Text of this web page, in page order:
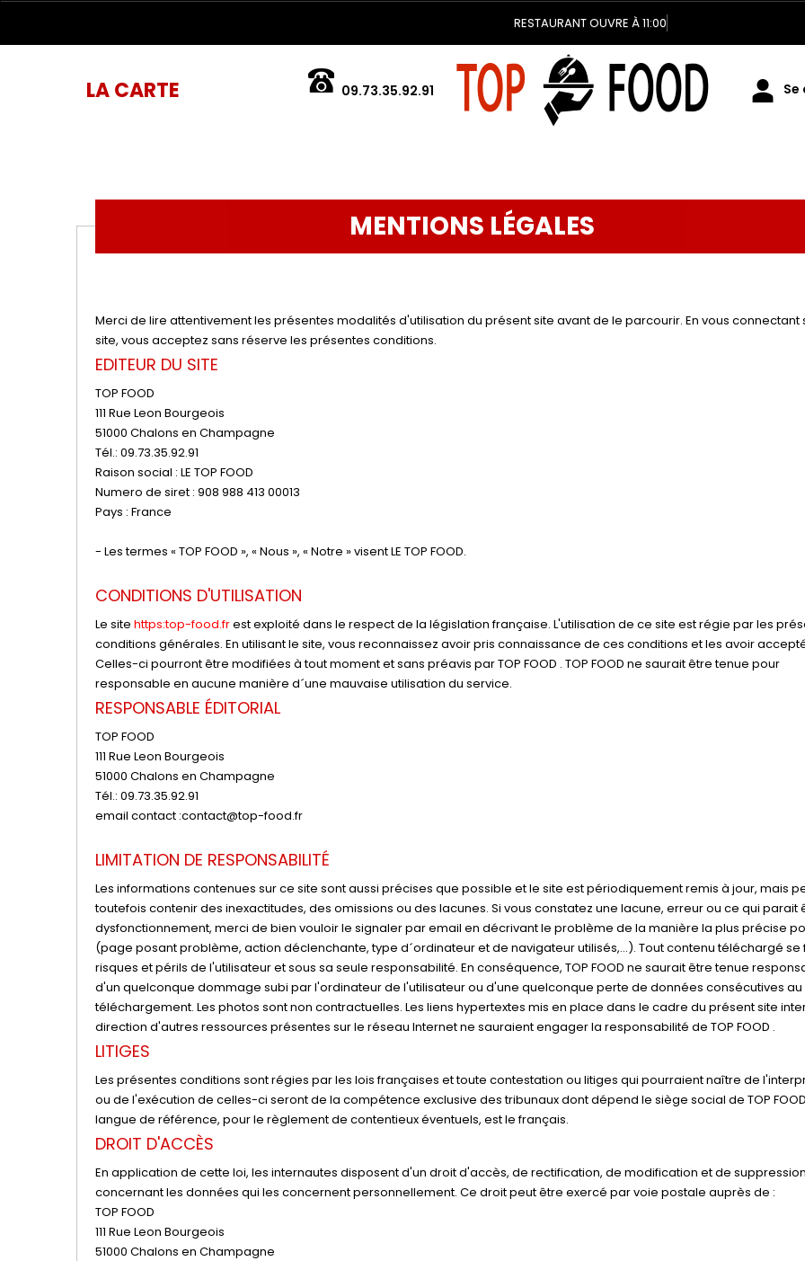
RESTAURANT OUVRE À 11:00
LA CARTE 09.73.35.92.91
MENTIONS LÉGALES
Merci de lire attentivement les présentes modalités d'utilisation du présent site avant de le parcourir. En vous connectant
site, vous acceptez sans réserve les présentes conditions.
EDITEUR DU SITE
TOP FOOD
111 Rue Leon Bourgeois
51000 Chalons en Champagne
Tél.: 09.73.35.92.91
Raison social : LE TOP FOOD
Numero de siret : 908 988 413 00013
Pays : France
- Les termes « TOP FOOD », « Nous », « Notre » visent LE TOP FOOD.
CONDITIONS D'UTILISATION
Le site https:top-food.frest exploité dans le respect de la législation française. L'utilisation de ce site est régie par les
conditions générales. En utilisant le site, vous reconnaissez avoir pris connaissance de ces conditions et les avoir
Celles-ci pourront être modifiées à tout moment et sans préavis par TOP FOOD . TOP FOOD ne saurait être tenue pour
responsable en aucune manière d´une mauvaise utilisation du service.
RESPONSABLE ÉDITORIAL
TOP FOOD
111 Rue Leon Bourgeois
51000 Chalons en Champagne
Tél.: 09.73.35.92.91
email contact :contact@top-food.fr
LIMITATION DE RESPONSABILITÉ
Les informations contenues sur ce site sont aussi précises que possible et le site est périodiquement remis à jour, mais
toutefois contenir des inexactitudes, des omissions ou des lacunes. Si vous constatez une lacune, erreur ou ce qui parait
dysfonctionnement, merci de bien vouloir le signaler par email en décrivant le problème de la manière la plus précise
(page posant problème, action déclenchante, type d´ordinateur et de navigateur utilisés,...). Tout contenu téléchargé se
risques et périls de l'utilisateur et sous sa seule responsabilité. En conséquence, TOP FOOD ne saurait être tenue
d'un quelconque dommage subi par l'ordinateur de l'utilisateur ou d'une quelconque perte de données consécutives au
téléchargement. Les photos sont non contractuelles. Les liens hypertextes mis en place dans le cadre du présent site
direction d'autres ressources présentes sur le réseau Internet ne sauraient engager la responsabilité de TOP FOOD .
LITIGES
Les présentes conditions sont régies par les lois françaises et toute contestation ou litiges qui pourraient naître de
ou de l'exécution de celles-ci seront de la compétence exclusive des tribunaux dont dépend le siège social de TOP
langue de référence, pour le règlement de contentieux éventuels, est le français.
DROIT D'ACCÈS
En application de cette loi, les internautes disposent d'un droit d'accès, de rectification, de modification et de suppression
concernant les données qui les concernent personnellement. Ce droit peut être exercé par voie postale auprès de :
TOP FOOD
111 Rue Leon Bourgeois
51000 Chalons en Champagne